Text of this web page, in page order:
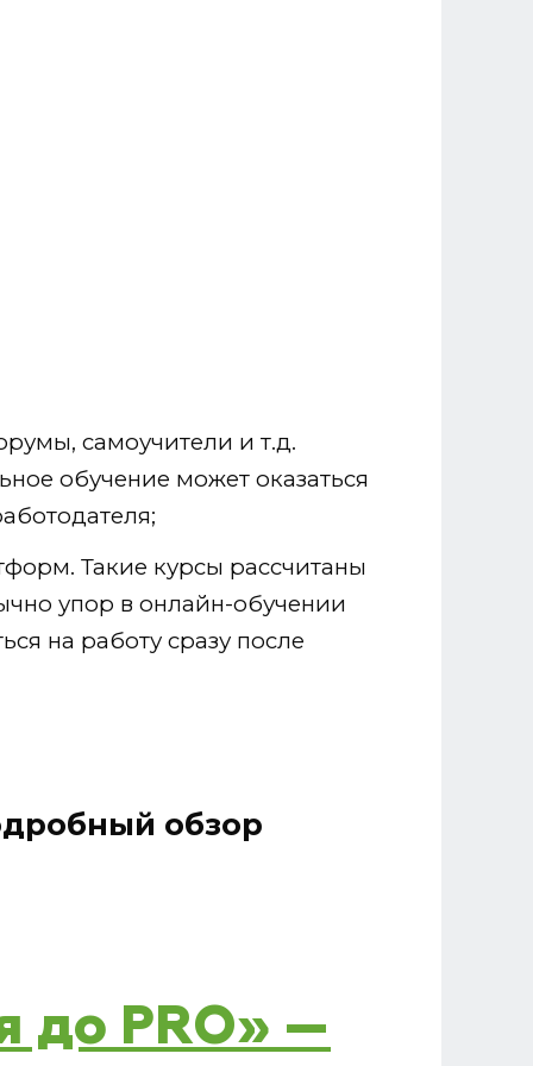
самоучители и т.д.
обучение может оказаться
Такие курсы рассчитаны
упор в онлайн-обучении
на работу сразу после
обзор
до PRO» —